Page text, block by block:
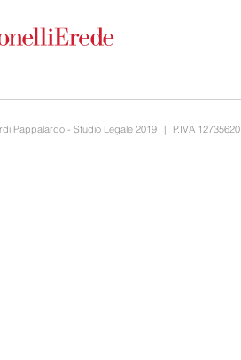
Pappalardo - Studio Legale 2019 | P.IVA